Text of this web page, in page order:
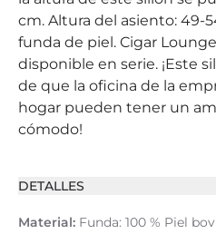
cm. Altura del asiento: 49-
funda de piel. Cigar
disponible en serie. ¡Este
de que la oficina de la
hogar pueden tener un
cómodo!
DETALLES
Material: Funda: 100 % Piel